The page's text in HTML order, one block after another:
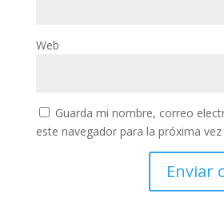
Web
Guarda mi nombre, correo
este navegador para la próxima